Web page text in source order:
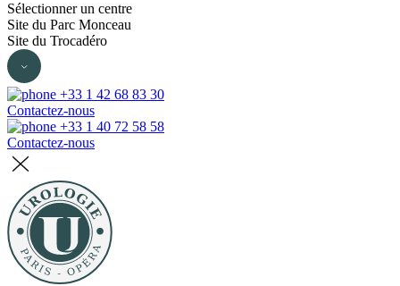
Sélectionner un centre
Site du Parc Monceau
Site du Trocadéro
+33 1 42 68 83 30
Contactez-nous
+33 1 40 72 58 58
Contactez-nous